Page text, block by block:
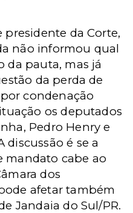
presidente da Corte,
não informou qual
da pauta, mas já
da perda de
condenação
os deputados
Pedro Henry e
discussão é se a
mandato cabe ao
dos
afetar também
Jandaia do Sul/PR.